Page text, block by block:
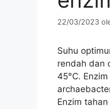
22/03/2023
Suhu
rendah dan
45°C.
Enzim